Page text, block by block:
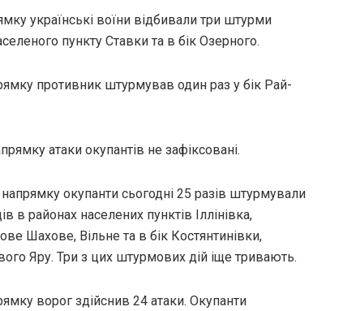
українські воїни відбивали три штурми
пункту Ставки та в бік Озерного.
противник штурмував один раз у бік Рай-
атаки окупантів не зафіксовані.
окупанти сьогодні 25 разів штурмували
в районах населених пунктів Іллінівка,
Шахове, Вільне та в бік Костянтинівки,
Яру. Три з цих штурмових дій іще тривають.
ворог здійснив 24 атаки. Окупанти